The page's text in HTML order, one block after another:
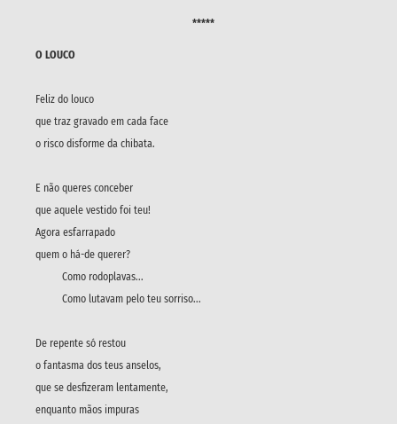
*****
O LOUCO
Feliz do louco
que traz gravado em cada face
o risco disforme da chibata.
E não queres conceber
que aquele vestido foi teu!
Agora esfarrapado
quem o há-de querer?
Como rodoplavas...
Como lutavam pelo teu sorriso...
De repente só restou
o fantasma dos teus anselos,
que se desfizeram lentamente,
enquanto mãos impuras